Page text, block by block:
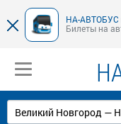
НА-АВТОБУС
Билеты на